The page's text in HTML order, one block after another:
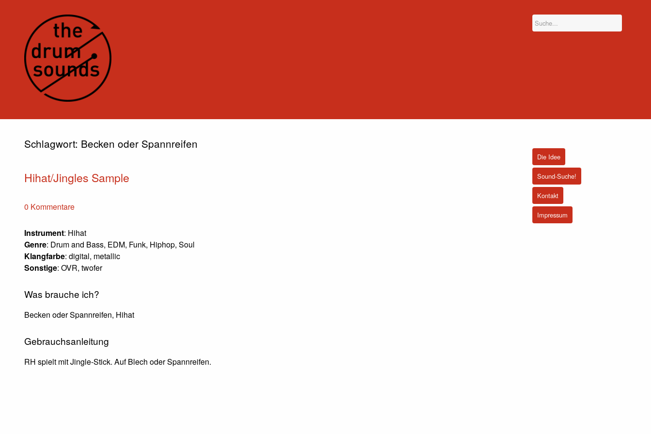
Schlagwort: Becken oder Spannreifen
Hihat/Jingles Sample
0 Kommentare
Instrument: Hihat
Genre: Drum and Bass, EDM, Funk, Hiphop, Soul
Klangfarbe: digital, metallic
Sonstige: OVR, twofer
Was brauche ich?
Becken oder Spannreifen, Hihat
Gebrauchsanleitung
RH spielt mit Jingle-Stick. Auf Blech oder Spannreifen.
Die Idee
Sound-Suche!
Kontakt
Impressum